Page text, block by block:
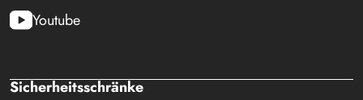
Youtube
Sicherheitsschränke